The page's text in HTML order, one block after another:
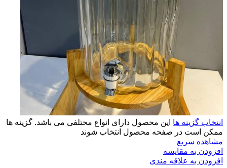
انتخاب گزینه ها این محصول دارای انواع مختلفی می باشد. گزینه ها
ممکن است در صفحه محصول انتخاب شوند
مشاهده سریع
افزودن به مقایسه
افزودن به علاقه مندی